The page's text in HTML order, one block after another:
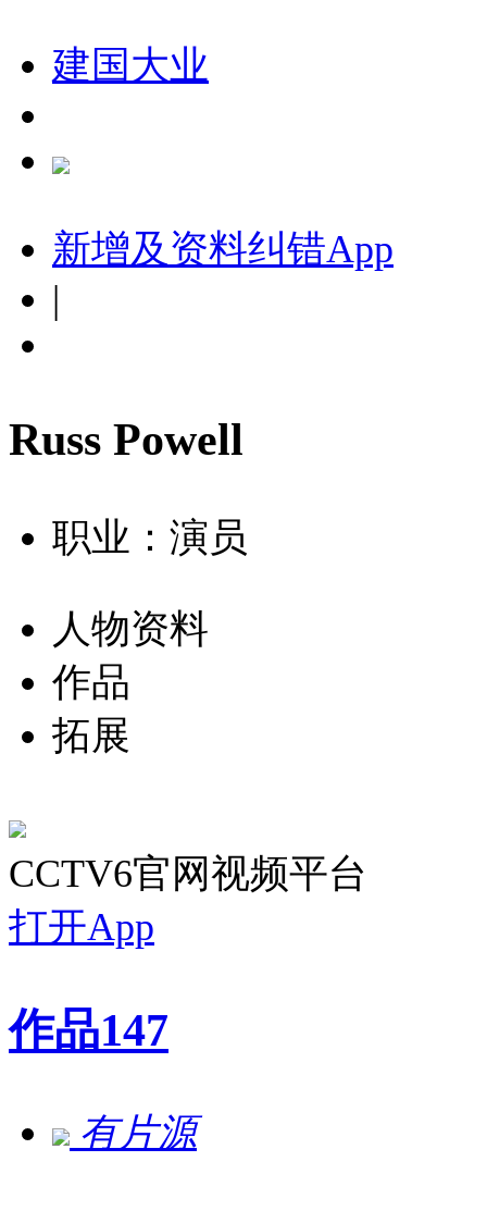
建国大业
新增及资料纠错App
|
Russ Powell
职业：演员
人物资料
作品
拓展
CCTV6官网视频平台
打开App
作品147
有片源